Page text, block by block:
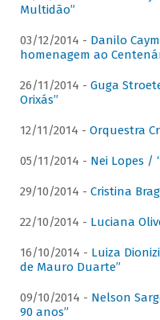
Multidão”
03/12/2014 - Danilo
homenagem ao
26/11/2014 - Guga
Orixás”
12/11/2014 - Orquestra
05/11/2014 - Nei Lopes /
29/10/2014 - Cristina
22/10/2014 - Luciana
16/10/2014 - Luiza
de Mauro Duarte”
09/10/2014 - Nelson
90 anos”